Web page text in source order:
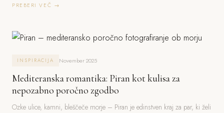
PREBERI VEČ →
INSPIRACIJA November 2025
Mediteranska romantika: Piran kot kulisa za
nepozabno poročno zgodbo
Ozke ulice, kamni, bleščeče morje – Piran je edinstven kraj za par, ki želi